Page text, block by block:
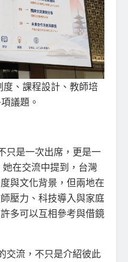
、課程設計、教師培
議題。
只是一次出席，更是一
在交流中提到，台灣
與文化背景，但兩地在
壓力、科技導入與家庭
多可以互相參考與借鏡
交流，不只是介紹彼此